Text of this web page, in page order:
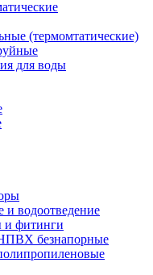
(термомтатические)
для воды
и водоотведение
и фитинги
безнапорные